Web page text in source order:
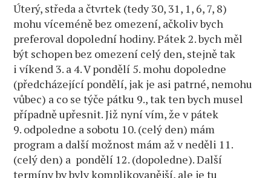
Úterý, středa a čtvrtek (tedy 30, 31, 1, 6, 7, 8)
mohu víceméně bez omezení, ačkoliv bych
preferoval dopolední hodiny. Pátek 2. bych měl
být schopen bez omezení celý den, stejně tak
i víkend 3. a 4. V pondělí 5. mohu dopoledne
(předcházející pondělí, jak je asi patrné, nemohu
vůbec) a co se týče pátku 9., tak ten bych musel
případně upřesnit. Již nyní vím, že v pátek
9. odpoledne a sobotu 10. (celý den) mám
program a další možnost mám až v neděli 11.
(celý den) a pondělí 12. (dopoledne). Další
termíny by byly komplikovanější, ale je tu